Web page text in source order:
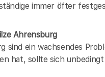
immer öfter
Ahrensburg
sind ein wachsendes
hat, sollte sich